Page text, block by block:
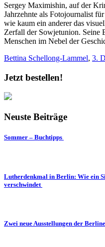
Sergey Maximishin, auf der
Jahrzehnte als Fotojournalist
wie kaum ein anderer das
Zerfall der Sowjetunion. Seine
Menschen im Nebel der
Bettina Schellong-Lammel, 3.
Jetzt bestellen!
Neuste Beiträge
Sommer – Buchtipps
Lutherdenkmal in Berlin: Wie ein
verschwindet
Zwei neue Ausstellungen der